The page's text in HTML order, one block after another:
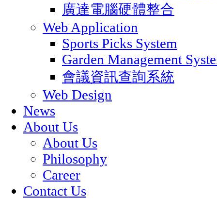
廣達電腦硬體整合
Web Application
Sports Picks System
Garden Management
會議資訊查詢系統
Web Design
News
About Us
About Us
Philosophy
Career
Contact Us